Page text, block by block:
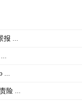
报 ...
...
险 ...